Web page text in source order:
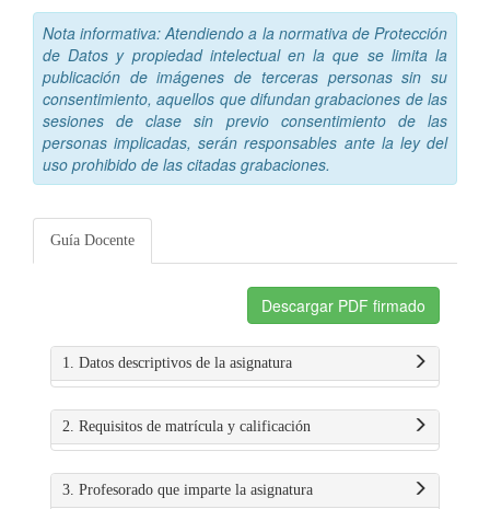
Nota informativa: Atendiendo a la normativa de Protección
de Datos y propiedad intelectual en la que se limita la
publicación de imágenes de terceras personas sin su
consentimiento, aquellos que difundan grabaciones de las
sesiones de clase sin previo consentimiento de las
personas implicadas, serán responsables ante la ley del
uso prohibido de las citadas grabaciones.
Guía Docente
Descargar PDF firmado
1. Datos descriptivos de la asignatura
2. Requisitos de matrícula y calificación
3. Profesorado que imparte la asignatura